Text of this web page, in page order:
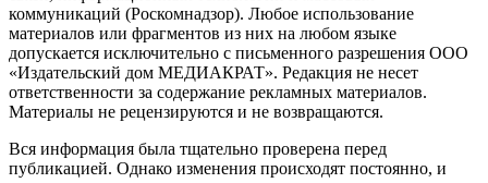
коммуникаций (Роскомнадзор). Любое использование
материалов или фрагментов из них на любом языке
допускается исключительно с письменного разрешения ООО
«Издательский дом МЕДИАКРАТ». Редакция не несет
ответственности за содержание рекламных материалов.
Материалы не рецензируются и не возвращаются.
Вся информация была тщательно проверена перед
публикацией. Однако изменения происходят постоянно, и